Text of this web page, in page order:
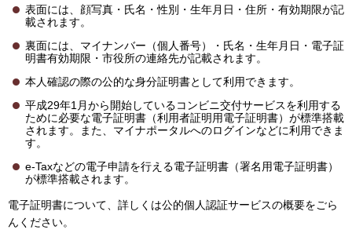
表面には、顔写真・氏名・性別・生年月日・住所・有効期限が記
載されます。
裏面には、マイナンバー（個人番号）・氏名・生年月日・電子証
明書有効期限・市役所の連絡先が記載されます。
本人確認の際の公的な身分証明書として利用できます。
平成29年1月から開始しているコンビニ交付サービスを利用する
ために必要な電子証明書（利用者証明用電子証明書）が標準搭載
されます。また、マイナポータルへのログインなどに利用できま
す。
e-Taxなどの電子申請を行える電子証明書（署名用電子証明書）
が標準搭載されます。
電子証明書について、詳しくは公的個人認証サービスの概要をごら
んください。